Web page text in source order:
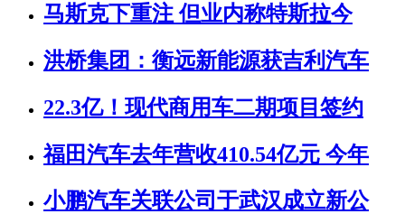
马斯克下重注 但业内称特斯拉今
洪桥集团：衡远新能源获吉利汽车
22.3亿！现代商用车二期项目签约
福田汽车去年营收410.54亿元 今年
小鹏汽车关联公司于武汉成立新公